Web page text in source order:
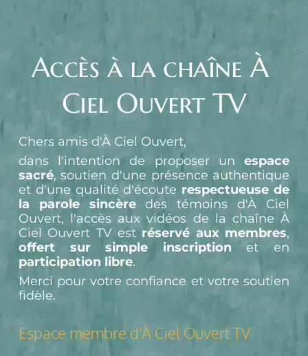
Accès à la chaîne À
Ciel Ouvert TV
Chers amis d'À Ciel Ouvert,
dans l'intention de proposer un espace
sacré, soutien d'une présence authentique
et d'une qualité d'écoute respectueuse de
la parole sincère des témoins d'À Ciel
Ouvert, l'accès aux vidéos de la chaîne À
Ciel Ouvert TV est réservé aux membres
offert sur simple inscription
participation libre.
Merci pour votre confiance et votre soutien
fidèle.
Espace membre d'À Ciel Ouvert TV